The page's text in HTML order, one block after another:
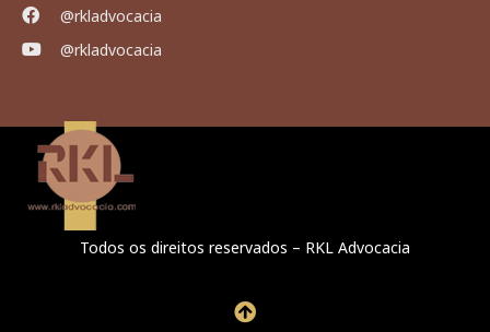
@rkladvocacia
@rkladvocacia
Todos os direitos reservados – RKL Advocacia